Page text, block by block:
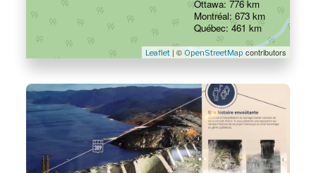
Leaflet| © OpenStreetMap contributors
Ottawa: 776 km
Montréal: 673 km
Québec: 461 km